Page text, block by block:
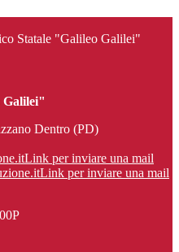
Statale "Galileo Galilei"
Galilei"
Dentro (PD)
Link per inviare una mail
Link per inviare una mail